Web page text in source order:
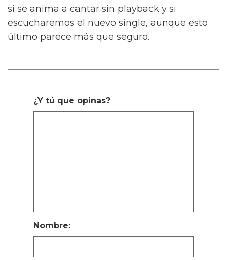
si se anima a cantar sin playback y si
escucharemos el nuevo single, aunque esto
último parece más que seguro.
¿Y tú que opinas?
Nombre: